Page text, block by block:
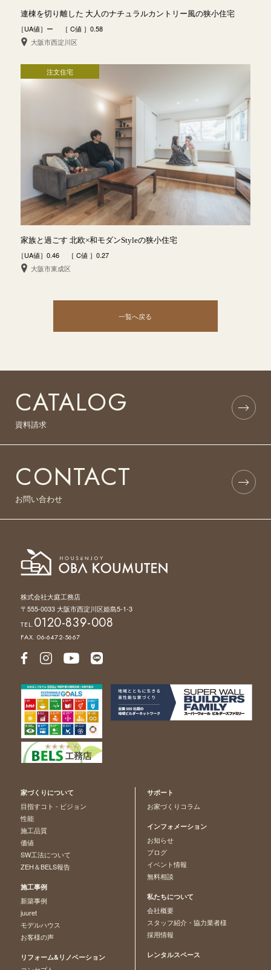
連棟を切り離した 大人のナチュラルカントリー風の狭小住宅
［UA値］ー ［ C値 ］0.58
大阪市西淀川区
注文住宅
家族と過ごす 北欧×和モダンStyleの狭小住宅
［UA値］0.46 ［ C値 ］0.27
大阪市東成区
一覧へ戻る
CATALOG
資料請求
CONTACT
お問い合わせ
株式会社大庭工務店
〒555-0033 大阪市西淀川区姫島5-1-3
TEL.0120-839-008
FAX. 06-6472-5667
家づくりについて
目指すコト - ビジョン
性能
施工品質
価値
SW工法について
ZEH＆BELS報告
施工事例
新築事例
juuret
モデルハウス
お客様の声
リフォーム&リノベーション
サポート
お家づくりコラム
インフォメーション
お知らせ
ブログ
イベント情報
無料相談
私たちについて
会社概要
スタッフ紹介・協力業者様
採用情報
レンタルスペース